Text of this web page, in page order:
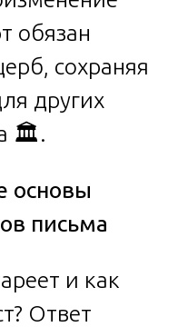
обязан
сохраняя
других
🏛️.
основы
письма
и как
Ответ